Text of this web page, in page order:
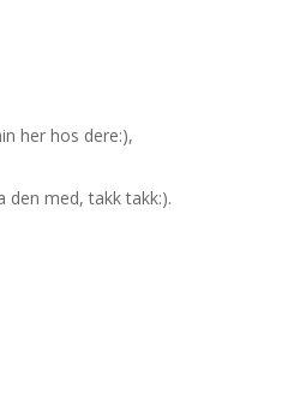
her hos dere:),
den med, takk takk:).